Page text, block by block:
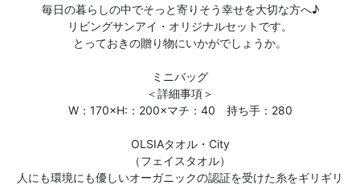
毎日の暮らしの中でそっと寄りそう幸せを大切な方へ♪
リビングサンアイ・オリジナルセットです。
とっておきの贈り物にいかがでしょうか。
ミニバッグ
＜詳細事項＞
W：170×H:：200×マチ：40 持ち手：280
OLSIAタオル・City
（フェイスタオル）
人にも環境にも優しいオーガニックの認証を受けた糸をギリギリ